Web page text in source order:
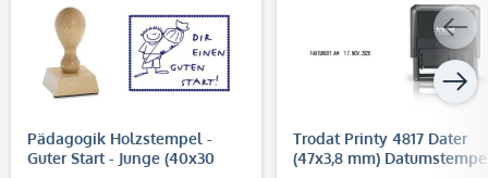
Pädagogik Holzstempel -
Guter Start - Junge (40x30
Trodat Printy 4817 Dater
(47x3,8 mm)